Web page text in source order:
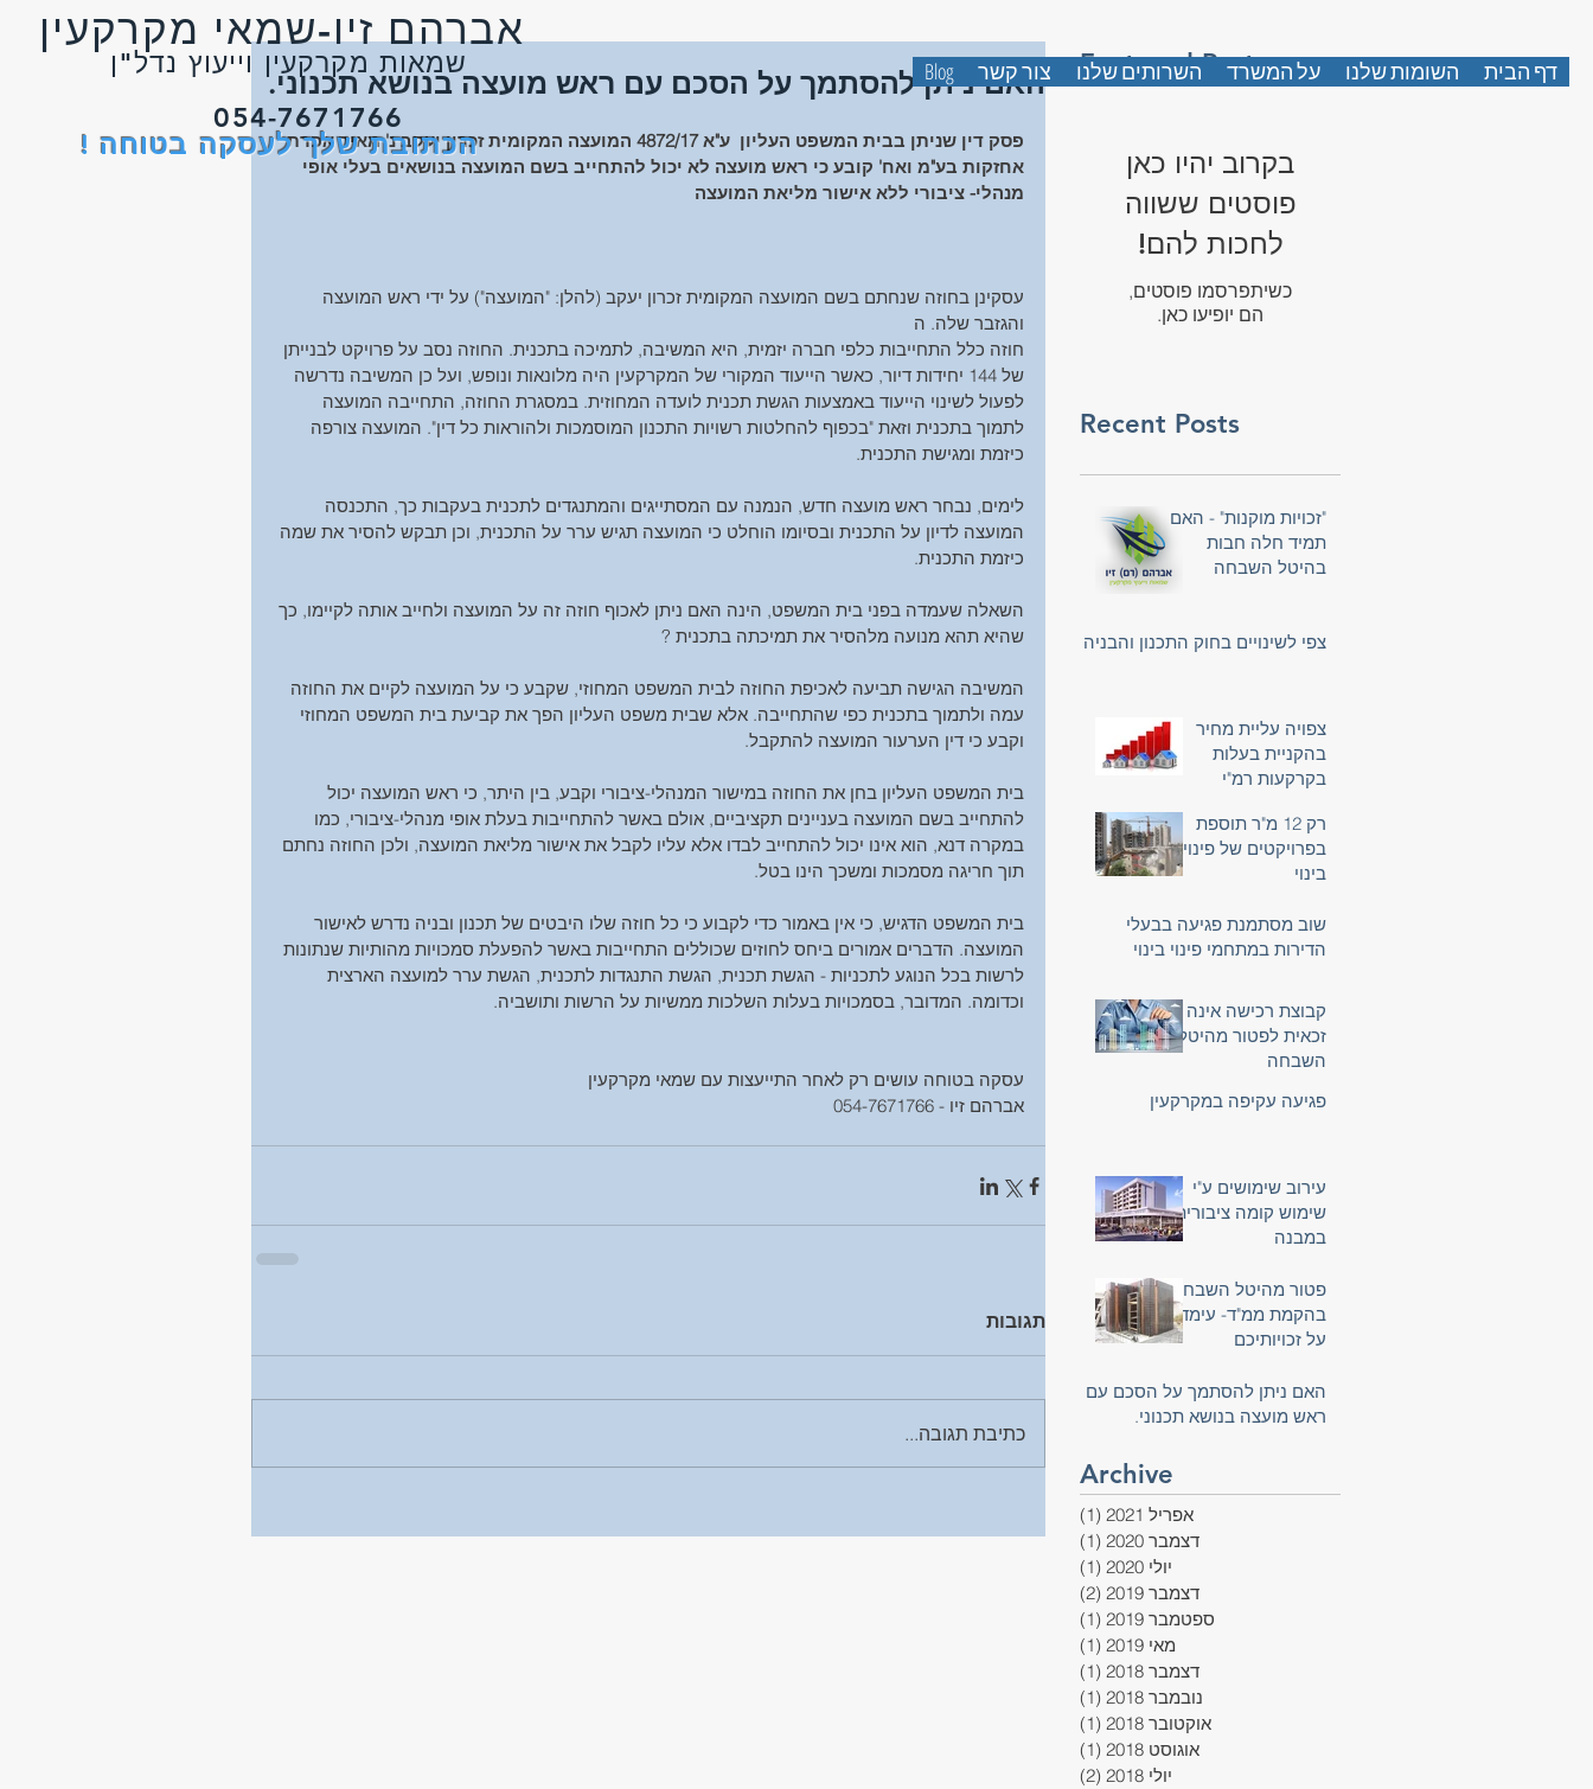
אברהם זיו-שמאי מקרקעין
054-7671766
הכתובת שלך לעסקה בטוחה !
דף הבית השומות שלנו על המשרד השרותים שלנו צור קשר Blog
האם ניתן להסתמך על הסכם עם ראש מועצה בנושא תכנוני.
פסק דין שניתן בבית המשפט העליון  ע"א 4872/17 המועצה המקומית זכרון יעקב נ' מאיר אפרת
אחזקות בע"מ ואח' קובע כי ראש מועצה לא יכול להתחייב בשם המועצה בנושאים בעלי אופי
מנהלי- ציבורי ללא אישור מליאת המועצה
עסקינן בחוזה שנחתם בשם המועצה המקומית זכרון יעקב (להלן: "המועצה") על ידי ראש המועצה
והגזבר שלה. ה
חוזה כלל התחייבות כלפי חברה יזמית, היא המשיבה, לתמיכה בתכנית. החוזה נסב על פרויקט לבנייתן
של 144 יחידות דיור, כאשר הייעוד המקורי של המקרקעין היה מלונאות ונופש, ועל כן המשיבה נדרשה
לפעול לשינוי הייעוד באמצעות הגשת תכנית לועדה המחוזית. במסגרת החוזה, התחייבה המועצה
לתמוך בתכנית וזאת "בכפוף להחלטות רשויות התכנון המוסמכות ולהוראות כל דין". המועצה צורפה
כיזמת ומגישת התכנית.
לימים, נבחר ראש מועצה חדש, הנמנה עם המסתייגים והמתנגדים לתכנית בעקבות כך, התכנסה
המועצה לדיון על התכנית ובסיומו הוחלט כי המועצה תגיש ערר על התכנית, וכן תבקש להסיר את שמה
כיזמת התכנית.
השאלה שעמדה בפני בית המשפט, הינה האם ניתן לאכוף חוזה זה על המועצה ולחייב אותה לקיימו, כך
שהיא תהא מנועה מלהסיר את תמיכתה בתכנית ?
המשיבה הגישה תביעה לאכיפת החוזה לבית המשפט המחוזי, שקבע כי על המועצה לקיים את החוזה
עמה ולתמוך בתכנית כפי שהתחייבה. אלא שבית משפט העליון הפך את קביעת בית המשפט המחוזי
וקבע כי דין הערעור המועצה להתקבל.
בית המשפט העליון בחן את החוזה במישור המנהלי-ציבורי וקבע, בין היתר, כי ראש המועצה יכול
להתחייב בשם המועצה בעניינים תקציביים, אולם באשר להתחייבות בעלת אופי מנהלי-ציבורי, כמו
במקרה דנא, הוא אינו יכול להתחייב לבדו אלא עליו לקבל את אישור מליאת המועצה, ולכן החוזה נחתם
תוך חריגה מסמכות ומשכך הינו בטל.
בית המשפט הדגיש, כי אין באמור כדי לקבוע כי כל חוזה שלו היבטים של תכנון ובניה נדרש לאישור
המועצה. הדברים אמורים ביחס לחוזים שכוללים התחייבות באשר להפעלת סמכויות מהותיות שנתונות
לרשות בכל הנוגע לתכניות - הגשת תכנית, הגשת התנגדות לתכנית, הגשת ערר למועצה הארצית
וכדומה. המדובר, בסמכויות בעלות השלכות ממשיות על הרשות ותושביה.
עסקה בטוחה עושים רק לאחר התייעצות עם שמאי מקרקעין
אברהם זיו - 054-7671766
תגובות
כתיבת תגובה...
Featured Posts
בקרוב יהיו כאן
פוסטים ששווה
לחכות להם!
כשיתפרסמו פוסטים,
הם יופיעו כאן.
Recent Posts
"זכויות מוקנות" - האם
תמיד חלה חבות
בהיטל השבחה
צפי לשינויים בחוק התכנון והבניה
צפויה עליית מחיר
בהקניית בעלות
בקרקעות רמ"י
רק 12 מ"ר תוספת
בפרויקטים של פינוי
בינוי
שוב מסתמנת פגיעה בבעלי
הדירות במתחמי פינוי בינוי
קבוצת רכישה אינה
זכאית לפטור מהיטל
השבחה
פגיעה עקיפה במקרקעין
עירוב שימושים ע"י
שימוש קומה ציבורית
במבנה
פטור מהיטל השבחה
בהקמת ממ"ד- עימדו
על זכויותיכם
האם ניתן להסתמך על הסכם עם
ראש מועצה בנושא תכנוני.
Archive
אפריל 2021 (1)
דצמבר 2020
(1)
פוסט 1
יולי 2020
(1)
דצמבר 2019
(2)
ספטמבר 2019
(1)
מאי 2019
(1)
דצמבר 2018
(1)
נובמבר 2018
(1)
אוקטובר 2018
(1)
אוגוסט 2018
(1)
יולי 2018
(2)